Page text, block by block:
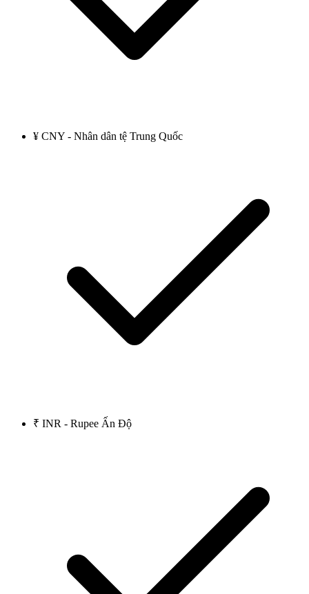
¥ CNY - Nhân dân tệ Trung Quốc
₹ INR - Rupee Ấn Độ